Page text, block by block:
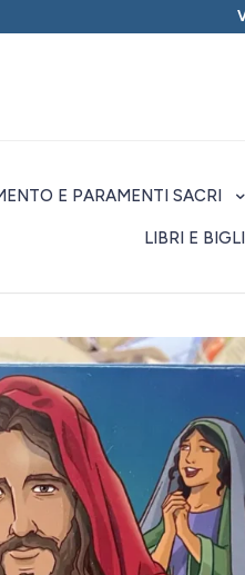
E PARAMENTI SACRI
LIBRI E